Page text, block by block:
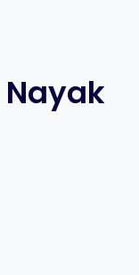
Nayak